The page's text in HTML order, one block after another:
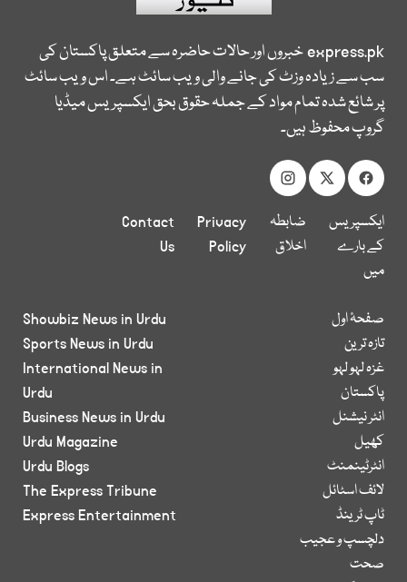
express.pkخبروں اور حالات حاضرہ سے متعلق پاکستان کی
سب سے زیادہ وزٹ کی جانے والی ویب سائٹ ہے۔ اس ویب سائٹ
پر شائع شدہ تمام مواد کے جملہ حقوق بحق ایکسپریس میڈیا
گروپ محفوظ ہیں۔
ایکسپریس
کے بارے
میں
ضابطہ
اخلاق
Privacy
Policy
Contact
Us
صفحۂ اول
تازہ ترین
غزہ لہو لہو
پاکستان
انٹر نیشنل
کھیل
انٹرٹینمنٹ
لائف اسٹائل
ٹاپ ٹرینڈ
دلچسپ و عجیب
صحت
Showbiz News in Urdu
Sports News in Urdu
International News in
Urdu
Business News in Urdu
Urdu Magazine
Urdu Blogs
The Express Tribune
Express Entertainment